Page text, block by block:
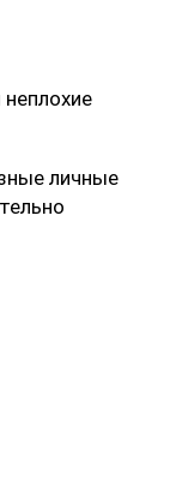
личные